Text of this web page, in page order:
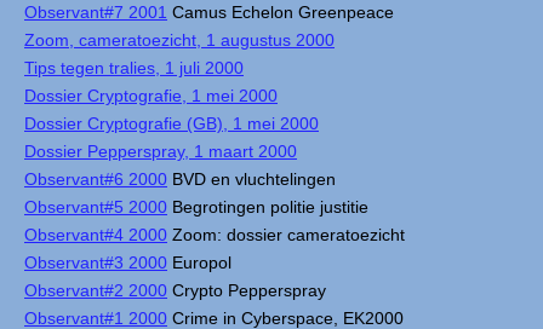
Observant#7 2001 Camus Echelon Greenpeace
Zoom, cameratoezicht, 1 augustus 2000
Tips tegen tralies, 1 juli 2000
Dossier Cryptografie, 1 mei 2000
Dossier Cryptografie (GB), 1 mei 2000
Dossier Pepperspray, 1 maart 2000
Observant#6 2000 BVD en vluchtelingen
Observant#5 2000 Begrotingen politie justitie
Observant#4 2000 Zoom: dossier cameratoezicht
Observant#3 2000 Europol
Observant#2 2000 Crypto Pepperspray
Observant#1 2000 Crime in Cyberspace, EK2000